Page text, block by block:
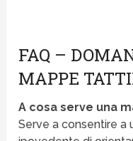
FAQ –
MAPPE
A cosa serve una
Serve a consentire a